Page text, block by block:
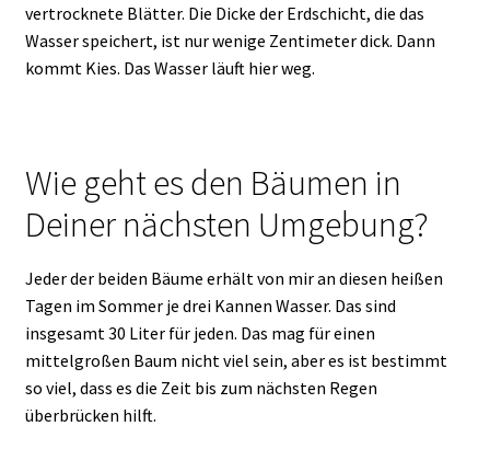
vertrocknete Blätter. Die Dicke der Erdschicht, die das
Wasser speichert, ist nur wenige Zentimeter dick. Dann
kommt Kies. Das Wasser läuft hier weg.
Wie geht es den Bäumen in
Deiner nächsten Umgebung?
Jeder der beiden Bäume erhält von mir an diesen heißen
Tagen im Sommer je drei Kannen Wasser. Das sind
insgesamt 30 Liter für jeden. Das mag für einen
mittelgroßen Baum nicht viel sein, aber es ist bestimmt
so viel, dass es die Zeit bis zum nächsten Regen
überbrücken hilft.